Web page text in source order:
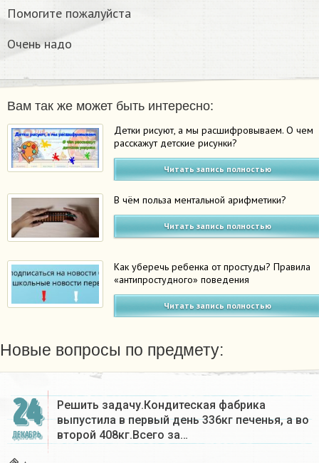
Помогите пожалуйста
Очень надо
Вам так же может быть интересно:
Детки рисуют, а мы расшифровываем. О чем
расскажут детские рисунки?
Читать запись полностью
В чём польза ментальной арифметики?
Читать запись полностью
Как уберечь ребенка от простуды? Правила
«антипростудного» поведения
Читать запись полностью
Новые вопросы по предмету:
24
ДЕКАБРЬ
Решить задачу.Кондитеская фабрика
выпустила в первый день 336кг печенья, а во
второй 408кг.Всего за…